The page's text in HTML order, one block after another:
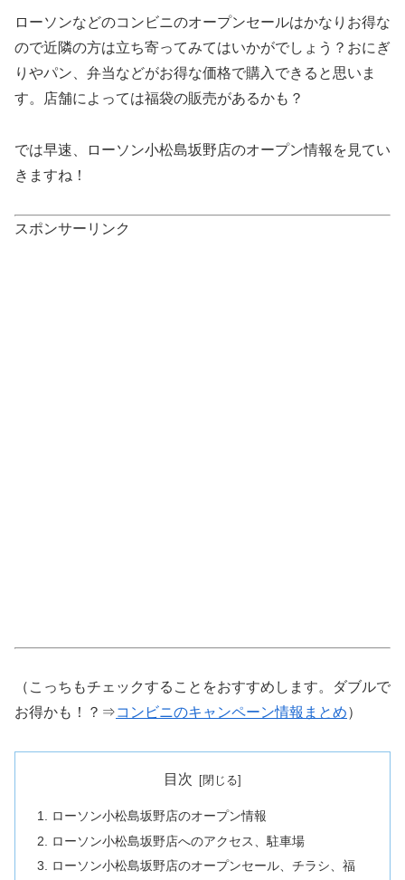
ローソンなどのコンビニのオープンセールはかなりお得な
ので近隣の方は立ち寄ってみてはいかがでしょう？おにぎ
りやパン、弁当などがお得な価格で購入できると思いま
す。店舗によっては福袋の販売があるかも？
では早速、ローソン小松島坂野店のオープン情報を見てい
きますね！
スポンサーリンク
（こっちもチェックすることをおすすめします。ダブルで
お得かも！？⇒コンビニのキャンペーン情報まとめ）
目次
ローソン小松島坂野店のオープン情報
ローソン小松島坂野店へのアクセス、駐車場
ローソン小松島坂野店のオープンセール、チラシ、福